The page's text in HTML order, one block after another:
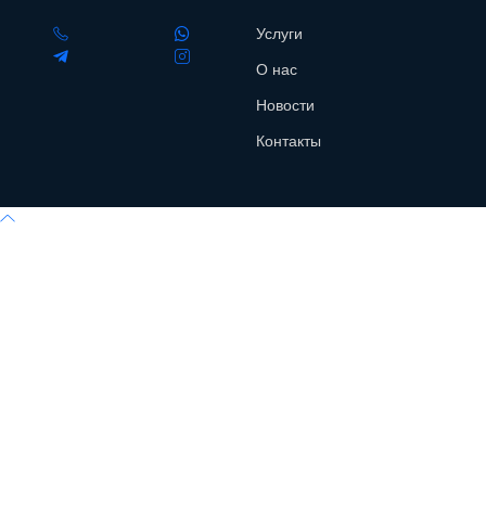
Услуги
О нас
Новости
Контакты